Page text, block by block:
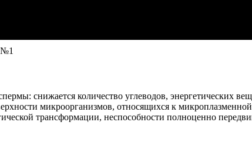
№1
снижается количество углеводов, энергетических
микроорганизмов, относящихся к
трансформации, неспособности полноценно